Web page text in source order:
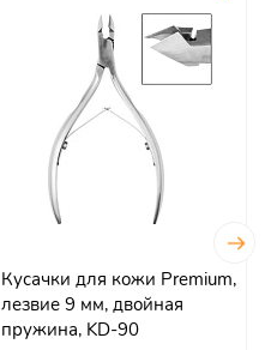
Кусачки для кожи Premium,
лезвие 9 мм, двойная
пружина, KD-90